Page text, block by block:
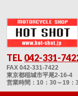
TEL 042-331-
FAX 042-331-7422
東京都稲城市平尾2-16-4
営業時間：10：30～19：